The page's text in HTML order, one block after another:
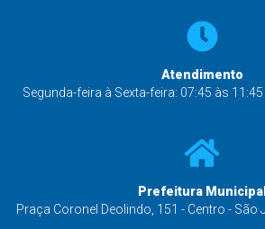
Atendimento
Segunda-feira à Sexta-feira: 07:45 às
Prefeitura Municipal
Praça Coronel Deolindo, 151 - Centro - São